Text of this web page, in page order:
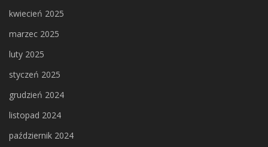
kwiecień 2025
marzec 2025
luty 2025
styczeń 2025
grudzień 2024
listopad 2024
październik 2024